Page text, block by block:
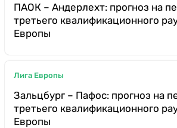
ПАОК – Андерлехт: прогноз на
третьего квалификационного
Европы
Лига Европы
Зальцбург – Пафос: прогноз на
третьего квалификационного
Европы